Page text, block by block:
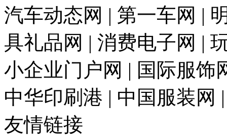
汽车动态网 | 第一车网 |
具礼品网 | 消费电子网 |
小企业门户网 | 国际服饰
中华印刷港 | 中国服装网
友情链接